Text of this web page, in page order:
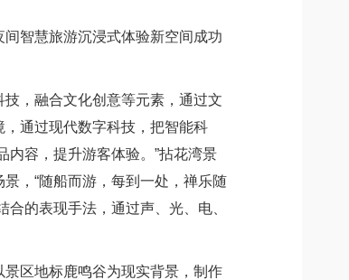
智慧旅游沉浸式体验新空间成功
，融合文化创意等元素，通过文
通过现代数字科技，把智能科
内容，提升游客体验。”拈花湾景
，“随船而游，每到一处，禅乐随
的表现手法，通过声、光、电、
区地标鹿鸣谷为现实背景，制作